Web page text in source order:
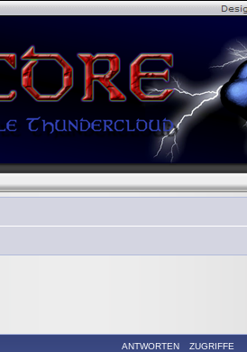
ANTWORTEN ZUGRIFFE